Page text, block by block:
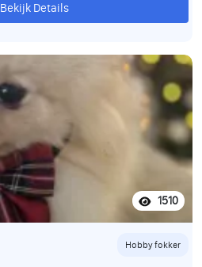
Bekijk Details
1510
Hobby fokker